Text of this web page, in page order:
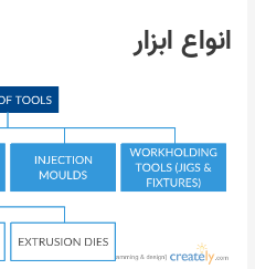
انواع ابزار